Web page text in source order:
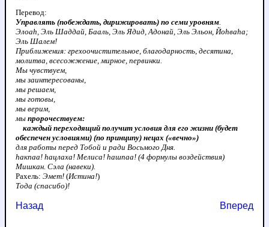
Перевод:
Управлять (побеждать, дирижировать) по семи уровням.
Элоаh, Эль Шаддай, Бааль, Эль Ядид, Адонай, Эль Эльон, Йоhваhа;
Эль Шалем!
Приближения: грехоочистительное, благодарность, десятина,
молитва, всесожжение, мирное, первинки.
Мы чувствуем,
мы заинтересованы,
мы решаем,
мы готовы,
мы верим,
мы пророчествуем:
каждый переходящий получит условия для его жизни (будет
обеспечен условиями) (по принципу) нецах («вечно»)
для работы перед Тобой и ради Восьмого Дня.
hакпаа! hацлаха! Мелиса! hашпаа! (4 формулы воздействия)
Мишкан. Сэла (навеки).
Рахель: Эмет! (Истина!)
Тода (спасибо)!
Назад Вперед